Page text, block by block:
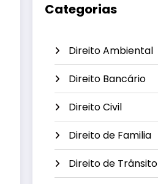
Categorias
Direito Ambiental
Direito Bancário
Direito Civil
Direito de Familia
Direito de Trânsito